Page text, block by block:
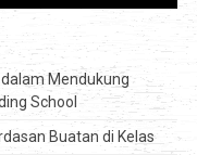
Mendukung
School
Buatan di Kelas